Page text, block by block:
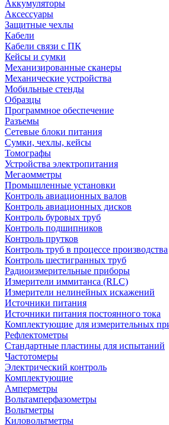
Аккумуляторы
Аксессуары
Защитные чехлы
Кабели
Кабели связи с ПК
Кейсы и сумки
Механизированные сканеры
Механические устройства
Мобильные стенды
Образцы
Программное обеспечение
Разъемы
Сетевые блоки питания
Сумки, чехлы, кейсы
Томографы
Устройства электропитания
Мегаомметры
Промышленные установки
Контроль авиационных валов
Контроль авиационных дисков
Контроль буровых труб
Контроль подшипников
Контроль прутков
Контроль труб в процессе производства
Контроль шестигранных труб
Радиоизмерительные приборы
Измерители иммитанса (RLC)
Измерители нелинейных искажений
Источники питания
Источники питания постоянного тока
Комплектующие для измерительных
Рефлектометры
Стандартные пластины для испытаний
Частотомеры
Электрический контроль
Комплектующие
Амперметры
Вольтамперфазометры
Вольтметры
Киловольтметры